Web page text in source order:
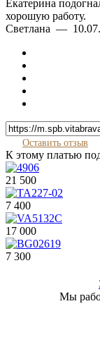
Екатерина
хорошую работу.
Светлана —
Оставить отзыв
К этому платью
21 500
7 400
17 000
7 300
Мы